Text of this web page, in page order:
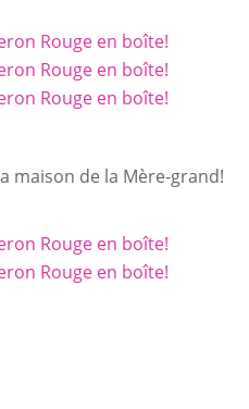
maison de la Mère-grand!